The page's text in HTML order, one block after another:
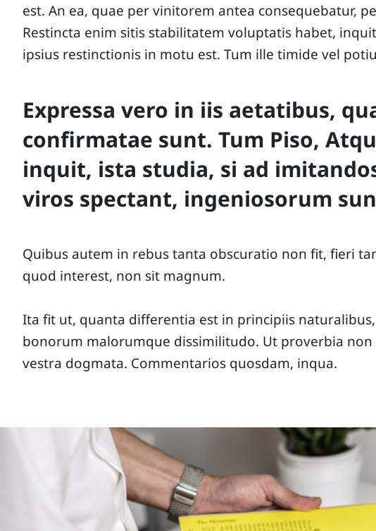
est. An ea, quae per vinitorem antea consequebatur,
Restincta enim sitis stabilitatem voluptatis habet,
ipsius restinctionis in motu est. Tum ille timide vel
Expressa vero in iis aetatibus,
confirmatae sunt. Tum Piso,
inquit, ista studia, si ad
viros spectant, ingeniosorum
Quibus autem in rebus tanta obscuratio non fit, fieri
quod interest, non sit magnum.
Ita fit ut, quanta differentia est in principiis
bonorum malorumque dissimilitudo. Ut proverbia
vestra dogmata. Commentarios quosdam, inqua.